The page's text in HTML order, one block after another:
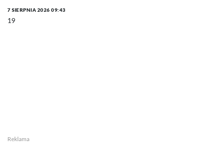
7 SIERPNIA 2026 09:43
19
Reklama